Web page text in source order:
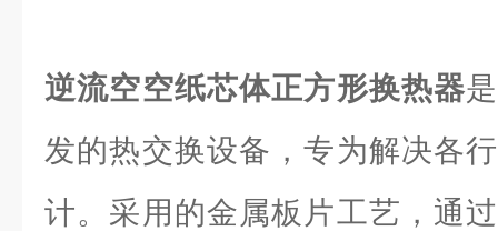
逆流空空纸芯体正方形换热器
发的热交换设备，专为解决各
计。采用的金属板片工艺，通